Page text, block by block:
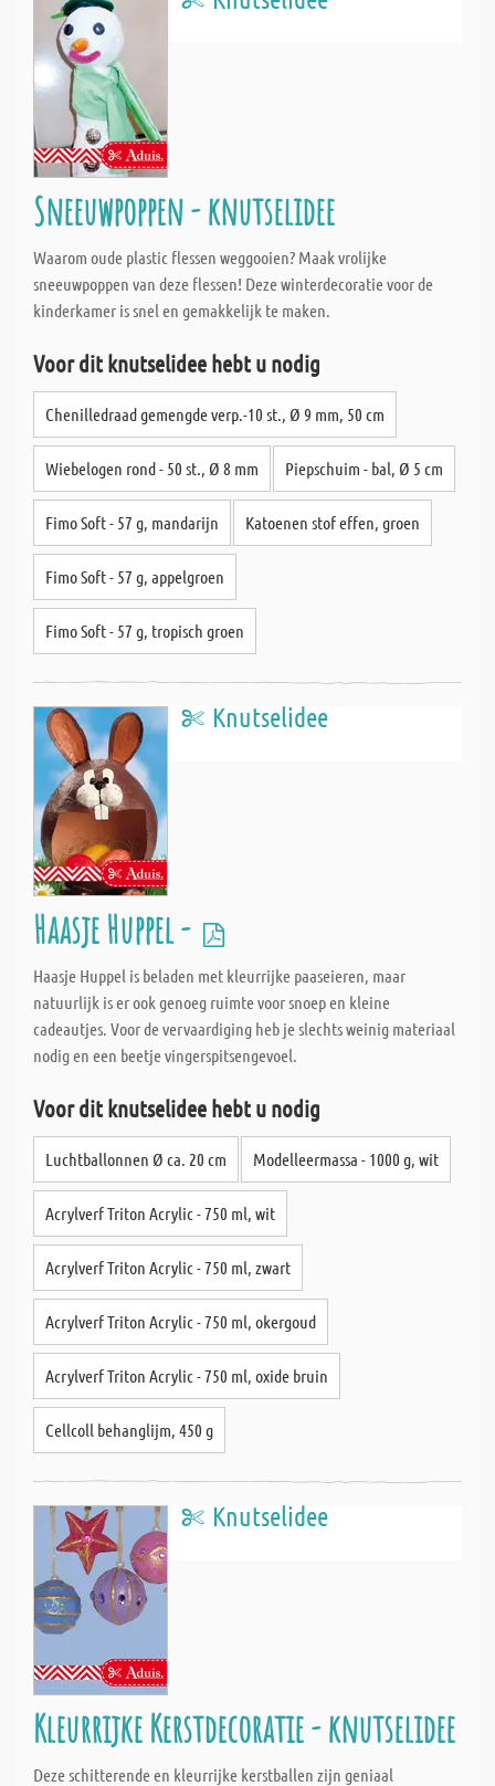
Sneeuwpoppen - knutselidee
Waarom oude plastic flessen weggooien? Maak vrolijke
sneeuwpoppen van deze flessen! Deze winterdecoratie voor de
kinderkamer is snel en gemakkelijk te maken.
Voor dit knutselidee hebt u nodig
Chenilledraad gemengde verp.-10 st., Ø 9 mm, 50 cm
Wiebelogen rond - 50 st., Ø 8 mm Piepschuim - bal, Ø 5 cm
Fimo Soft - 57 g, mandarijn Katoenen stof effen, groen
Fimo Soft - 57 g, appelgroen
Fimo Soft - 57 g, tropisch groen
Knutselidee
Haasje Huppel -
Haasje Huppel is beladen met kleurrijke paaseieren, maar
natuurlijk is er ook genoeg ruimte voor snoep en kleine
cadeautjes. Voor de vervaardiging heb je slechts weinig materiaal
nodig en een beetje vingerspitsengevoel.
Voor dit knutselidee hebt u nodig
Luchtballonnen Ø ca. 20 cm Modelleermassa - 1000 g, wit
Acrylverf Triton Acrylic - 750 ml, wit
Acrylverf Triton Acrylic - 750 ml, zwart
Acrylverf Triton Acrylic - 750 ml, okergoud
Acrylverf Triton Acrylic - 750 ml, oxide bruin
Cellcoll behanglijm, 450 g
Knutselidee
Kleurrijke Kerstdecoratie - knutselidee
Deze schitterende en kleurrijke kerstballen zijn geniaal